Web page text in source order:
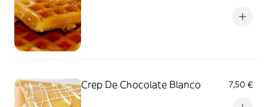
Crep De Chocolate Blanco 7,50 €